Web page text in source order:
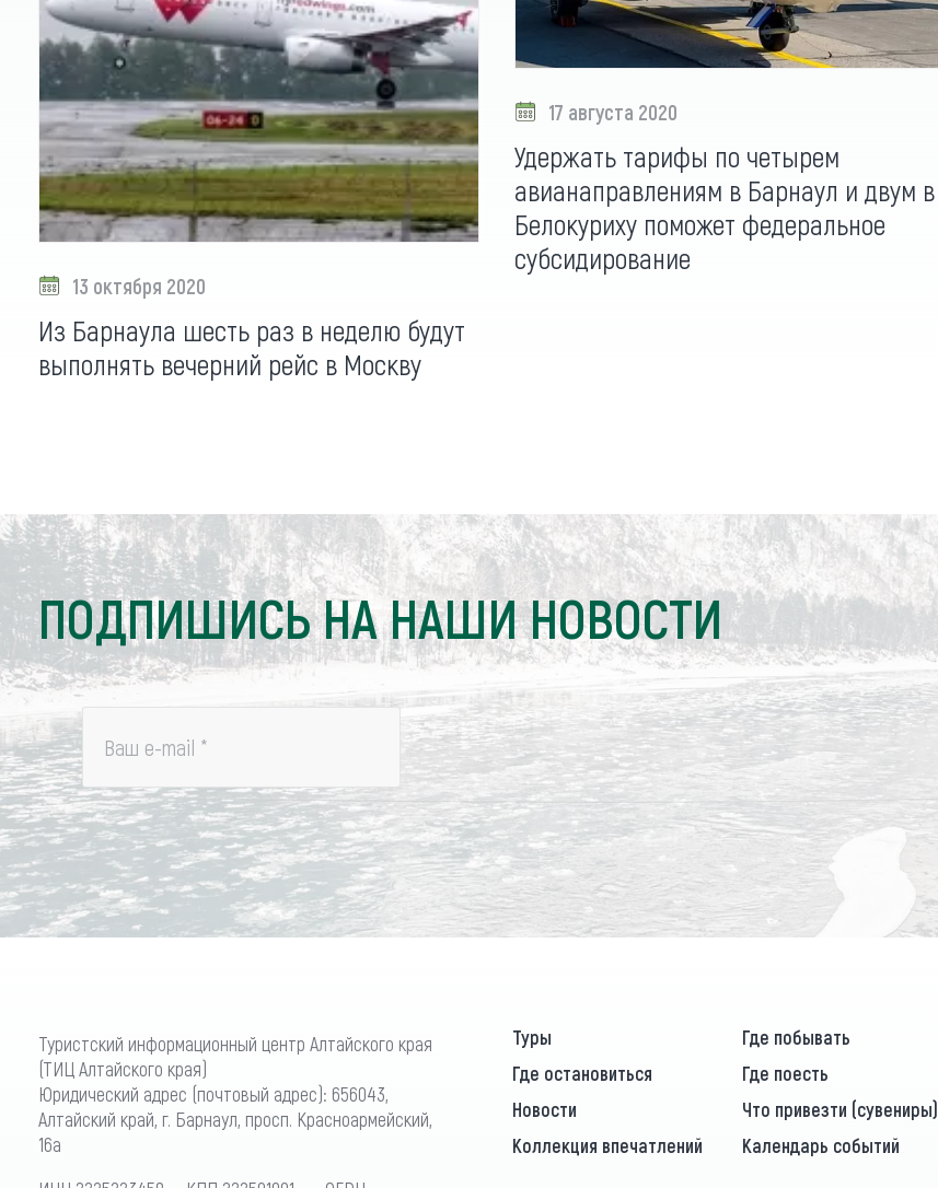
13 октября 2020
Из Барнаула шесть раз в неделю будут
выполнять вечерний рейс в Москву
17 августа 2020
Удержать тарифы по четырем
авианаправлениям в Барнаул и двум в
Белокуриху поможет федеральное
субсидирование
ПОДПИШИСЬ НА НАШИ НОВОСТИ
Ваш e-mail *
Туристский информационный центр Алтайского края
(ТИЦ Алтайского края)
Юридический адрес (почтовый адрес): 656043,
Алтайский край, г. Барнаул, просп. Красноармейский,
16а
Туры Где побывать
Где остановиться
Где поесть
Новости
Что привезти (сувениры)
Коллекция впечатлений
Календарь событий